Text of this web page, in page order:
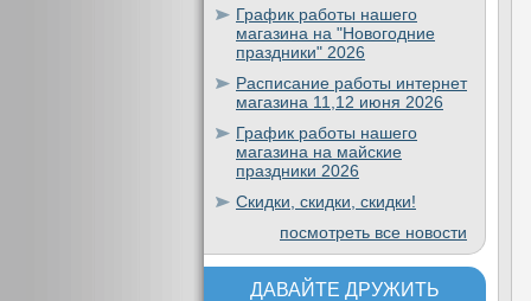
График работы нашего
магазина на "Новогодние
праздники" 2026
Расписание работы интернет
магазина 11,12 июня 2026
График работы нашего
магазина на майские
праздники 2026
Скидки, скидки, скидки!
посмотреть все новости
ДАВАЙТЕ ДРУЖИТЬ